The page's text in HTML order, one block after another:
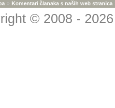
» Komentari članaka s naših web stranica
© 2008 -